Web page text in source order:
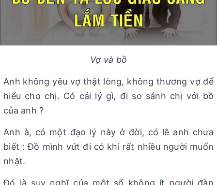
Vợ và bồ
Anh không yêu vợ thật lòng, không thương vợ để
hiểu cho chị. Có cái lý gì, đi so sánh chị với bồ
của anh ?
Anh à, có một đạo lý này ở đời, có lẽ anh chưa
biết : Đồ mình vứt đi có khi rất nhiều người muốn
nhặt.
Đó là suy nghĩ của một số không ít người đàn